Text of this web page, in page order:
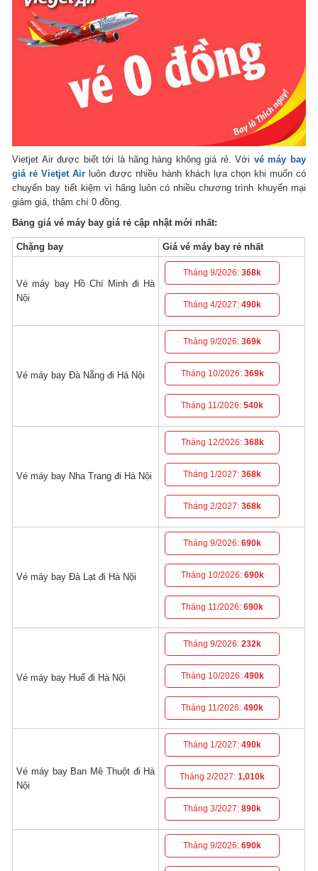
Vietjet Air được biết tới là hãng hàng không giá rẻ. Với vé máy bay
giá rẻ Vietjet Air luôn được nhiều hành khách lựa chọn khi muốn có
chuyến bay tiết kiệm vì hãng luôn có nhiều chương trình khuyến mại
giảm giá, thậm chí 0 đồng.
Bảng giá vé máy bay giá rẻ cập nhật mới nhất:
Chặng bay Giá vé máy bay rẻ nhất
Vé máy bay Hồ Chí Minh đi Hà
Nội
Tháng 9/2026:368k
Tháng 4/2027:490k
Vé máy bay Đà Nẵng đi Hà Nội
Tháng 9/2026:369k
Tháng 10/2026: 369k
Tháng 11/2026:540k
Vé máy bay Nha Trang đi Hà Nội
Tháng 12/2026: 368k
Tháng 1/2027:368k
Tháng 2/2027:368k
Vé máy bay Đà Lạt đi Hà Nội
Tháng 9/2026:690k
Tháng 10/2026: 690k
Tháng 11/2026:690k
Vé máy bay Huế đi Hà Nội
Tháng 9/2026:232k
Tháng 10/2026: 490k
Tháng 11/2026:490k
Vé máy bay Ban Mê Thuột đi Hà
Nội
Tháng 1/2027:490k
Tháng 2/2027:1,010k
Tháng 3/2027:890k
Tháng 9/2026:690k